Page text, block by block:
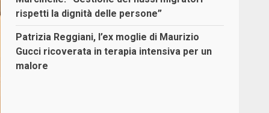
rispetti la dignità delle persone”
Patrizia Reggiani, l’ex moglie di Maurizio
Gucci ricoverata in terapia intensiva per un
malore